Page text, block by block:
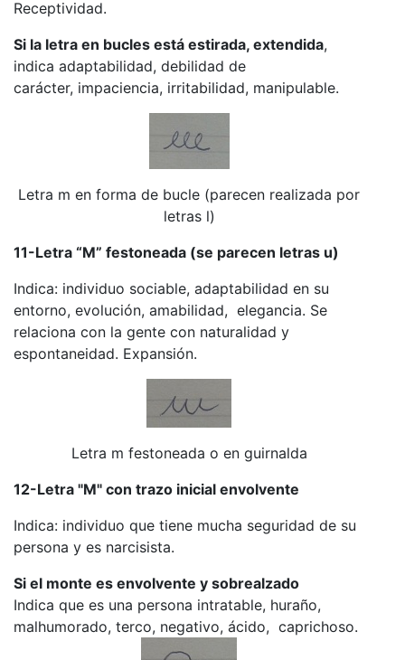
Receptividad.
Si la letra en bucles está estirada, extendida,
indica adaptabilidad, debilidad de
carácter, impaciencia, irritabilidad, manipulable.
Letra m en forma de bucle (parecen realizada por
letras l)
11-Letra “M” festoneada (se parecen letras u)
Indica: individuo sociable, adaptabilidad en su
entorno, evolución, amabilidad, elegancia. Se
relaciona con la gente con naturalidad y
espontaneidad. Expansión.
Letra m festoneada o en guirnalda
12-Letra "M" con trazo inicial envolvente
Indica: individuo que tiene mucha seguridad de su
persona y es narcisista.
Si el monte es envolvente y sobrealzado
Indica que es una persona intratable, huraño,
malhumorado, terco, negativo, ácido, caprichoso.